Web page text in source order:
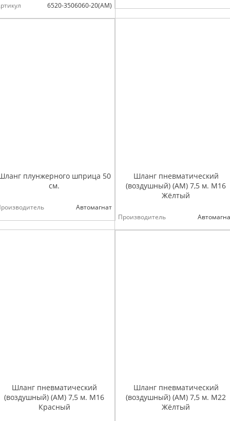
6520-3506060-20(АМ)
плунжерного шприца 50
см.
Автомагнат
Шланг пневматический
(воздушный) (АМ) 7,5 м. М16
Жёлтый
Производитель
Шланг пневматический
(воздушный) (АМ) 7,5 м. М16
Красный
Шланг пневматический
(воздушный) (АМ) 7,5 м. М22
Жёлтый